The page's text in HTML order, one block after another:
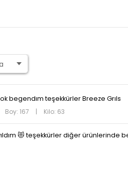
begendım teşekkürler Breeze Grıls
Boy: 167 | Kilo: 63
😻 teşekkürler diğer ürünlerinde